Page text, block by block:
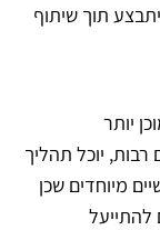
תוך שיתוף
יותר
יוכל תהליך
מיוחדים שכן